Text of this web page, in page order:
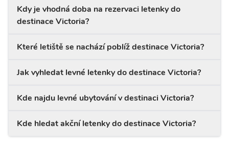
Kdy je vhodná doba na rezervaci letenky do
destinace Victoria?
Které letiště se nachází poblíž destinace Victoria?
Jak vyhledat levné letenky do destinace Victoria?
Kde najdu levné ubytování v destinaci Victoria?
Kde hledat akční letenky do destinace Victoria?